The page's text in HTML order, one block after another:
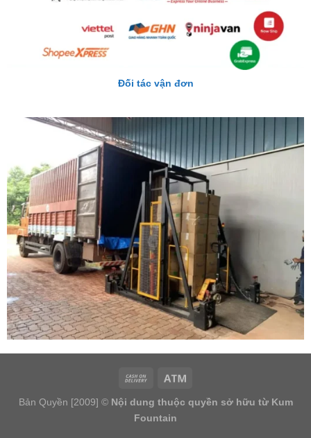
Đối tác vận đơn
Bản Quyền [2009] © Nội dung thuộc quyền sở hữu từ Kum
Fountain